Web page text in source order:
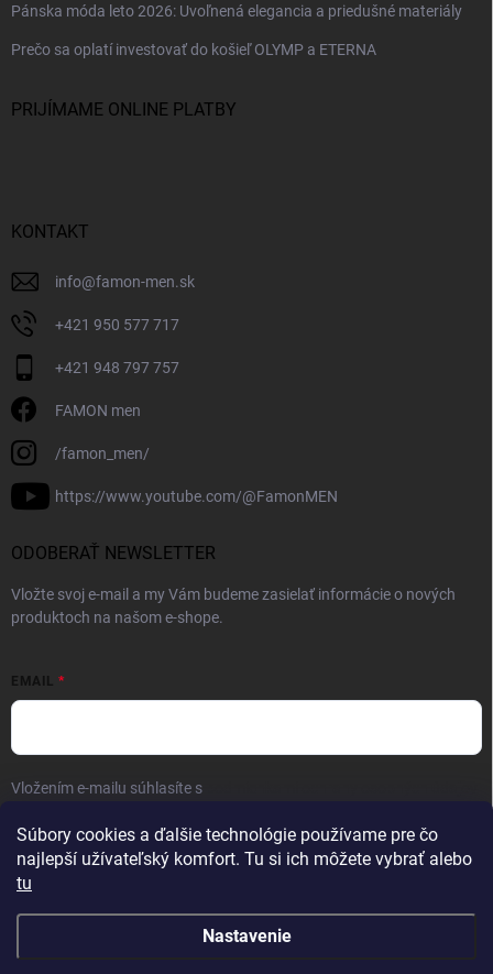
Súbory cookies a ďalšie technológie používame pre čo
najlepší užívateľský komfort. Tu si ich môžete vybrať alebo
tu
Nastavenie
Pánska móda leto 2026: Uvoľnená elegancia a priedušné materiály
Prečo sa oplatí investovať do košieľ OLYMP a ETERNA
PRIJÍMAME ONLINE PLATBY
KONTAKT
info@famon-men.sk
+421 950 577 717
+421 948 797 757
FAMON men
/famon_men/
https://www.youtube.com/@FamonMEN
ODOBERAŤ NEWSLETTER
Vložte svoj e-mail a my Vám budeme zasielať informácie o nových
produktoch na našom e-shope.
EMAIL
Vložením e-mailu súhlasíte s
Prihlásiť sa